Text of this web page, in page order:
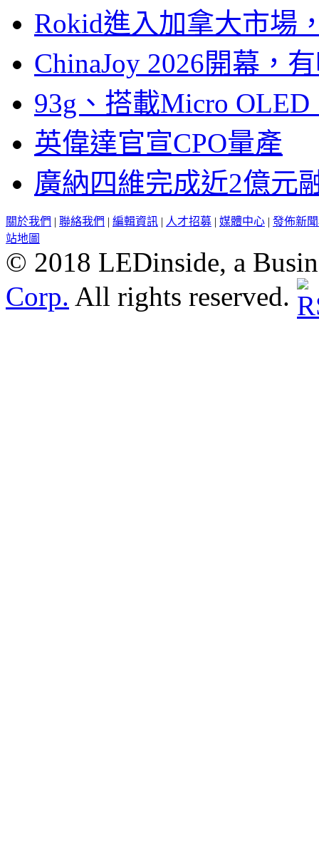
Rokid進入加拿大市場
ChinaJoy 2026開幕，
93g、搭載Micro
英偉達官宣CPO量產
廣納四維完成近2億元
關於我們 | 聯絡我們 | 編輯資訊 | 人才招募 | 媒體中心 | 發佈新
站地圖
© 2018 LEDinside, a
Corp. All rights reserved.